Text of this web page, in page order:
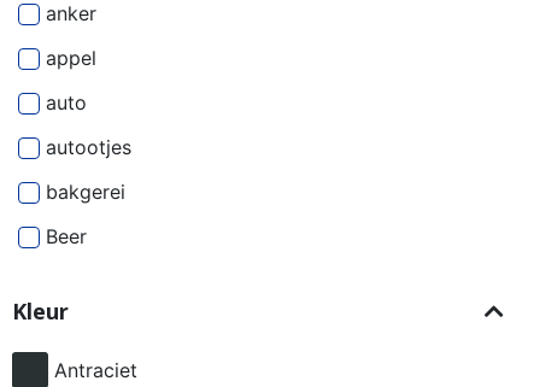
anker
appel
auto
autootjes
bakgerei
Beer
besjes
bier
Kleur
Antraciet